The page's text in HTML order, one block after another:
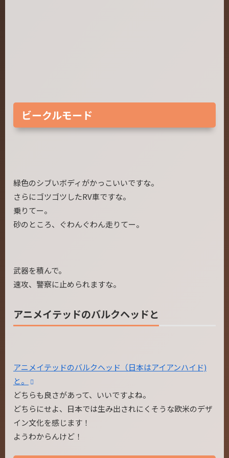
ビークルモード
緑色のシブいボディがかっこいいですな。
さらにゴツゴツしたRV車ですな。
乗りてー。
砂のところ、ぐわんぐわん走りてー。
武器を積んで。
速攻、警察に止められますな。
アニメイテッドのバルクヘッドと
アニメイテッドのバルクヘッド（日本はアイアンハイド)
と。
どちらも良さがあって、いいですよね。
どちらにせよ、日本では生み出されにくそうな欧米のデザ
イン文化を感じます！
ようわからんけど！